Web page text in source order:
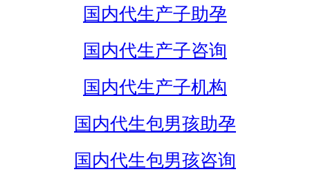
国内代生产子助孕
国内代生产子咨询
国内代生产子机构
国内代生包男孩助孕
国内代生包男孩咨询